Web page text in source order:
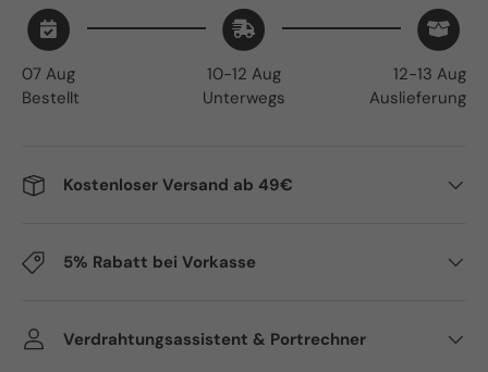
07 Aug
Bestellt
10-12 Aug
Unterwegs
12-13 Aug
Auslieferung
Kostenloser Versand ab 49€
5% Rabatt bei Vorkasse
Verdrahtungsassistent & Portrechner